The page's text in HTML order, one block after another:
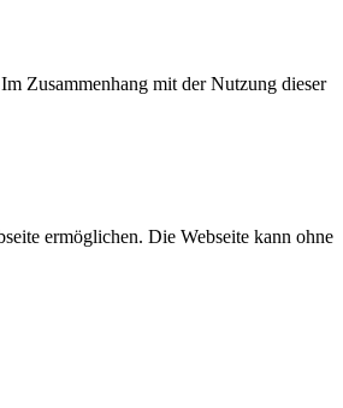
Zusammenhang mit der Nutzung dieser
ermöglichen. Die Webseite kann ohne